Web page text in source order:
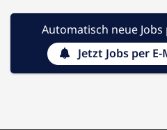
Automatisch neue
Jetzt Jobs per